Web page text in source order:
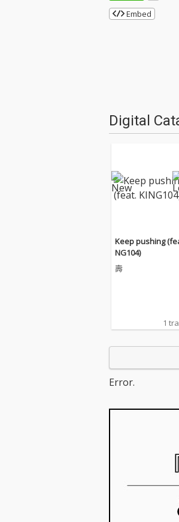
Embed
Digital
Keep pushing
NG104)
壽
1
Error.